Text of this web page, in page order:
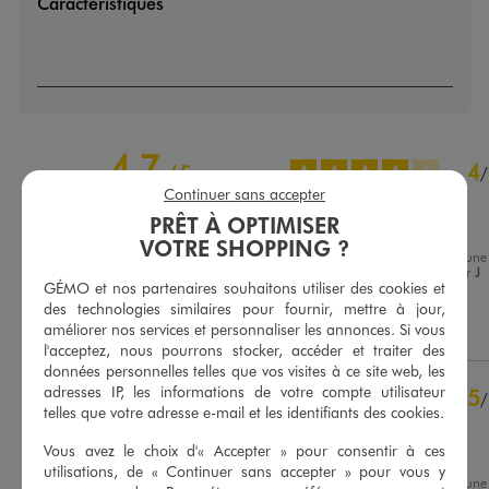
4.7/5
Basé sur
avis soumis à un
contrôle
Voir tous les avis sur ce site
5étoiles
5
étoiles
3étoiles
0
1étoile 0
4/
Avis vérifié et récompensé
Bien
Avis du 29/09/2025
, suite à une
parJ
Jacques B.
Utile(0) Signaler
5/
Avis vérifié et récompensé
Très joli
Avis du 02/09/2025 , suite à une
PRÊT À OPTIMISER
VOTRE SHOPPING ?
GÉMO et nos partenaires souhaitons utiliser des cookies et
des technologies similaires pour fournir, mettre à jour,
améliorer nos services et personnaliser les annonces. Si vous
l'acceptez, nous pourrons stocker, accéder et traiter des
données personnelles telles que vos visites à ce site web, les
adresses IP, les informations de votre compte utilisateur
telles que votre adresse e-mail et les identifiants des cookies.
Vous avez le choix d'« Accepter » pour consentir à ces
utilisations, de « Continuer sans accepter » pour vous y
Continuer sans accepter